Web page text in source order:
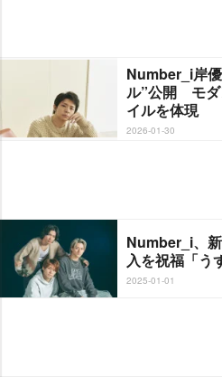
Number_i岸
ル”公開 モダ
イルを体現
2026-01-30
Number_i、
入を祝福「う
2025-01-01